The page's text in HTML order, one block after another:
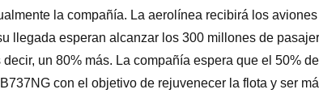
la compañía. La aerolínea recibirá los
llegada esperan alcanzar los 300 millones de
un 80% más. La compañía espera que el 50%
con el objetivo de rejuvenecer la flota y ser